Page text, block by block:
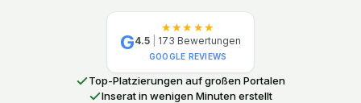
G
★★★★★
4.5 173 Bewertungen
GOOGLE REVIEWS
Top-Platzierungen auf großen Portalen
Inserat in wenigen Minuten erstellt